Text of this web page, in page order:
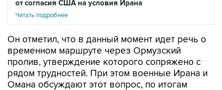
от согласия США на условия Ирана
Читать подробнее
Он отметил, что в данный момент идет речь о
временном маршруте через Ормузский
пролив, утверждение которого сопряжено с
рядом трудностей. При этом военные Ирана и
Омана обсуждают этот вопрос, по итогам